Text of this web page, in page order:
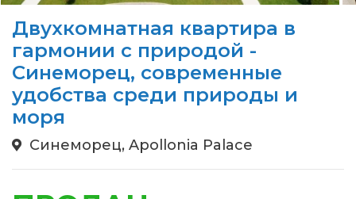
Двухкомнатная квартира в
гармонии с природой -
Синеморец, современные
удобства среди природы и
моря
Синеморец, Apollonia Palace